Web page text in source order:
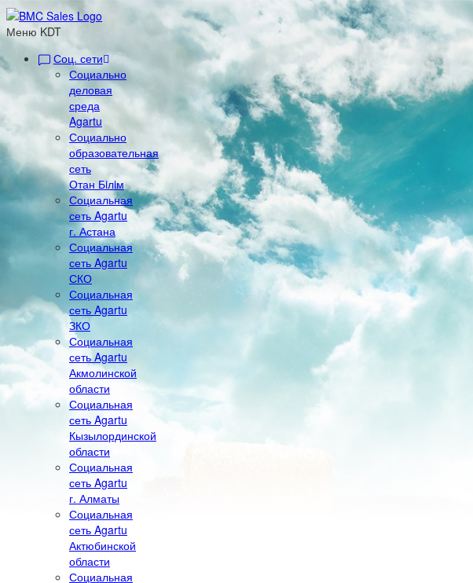
Меню KDT
Соц. сети
Социально
деловая
среда
Agartu
Социально
образовательная
сеть
Отан Бiлiм
Социальная
сеть Agartu
г. Астана
Социальная
сеть Agartu
СКО
Социальная
сеть Agartu
ЗКО
Социальная
сеть Agartu
Акмолинской
области
Социальная
сеть Agartu
Кызылординской
области
Социальная
сеть Agartu
г. Алматы
Социальная
сеть Agartu
Актюбинской
области
Социальная